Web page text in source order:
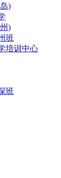
)
)
班
培训中心
班